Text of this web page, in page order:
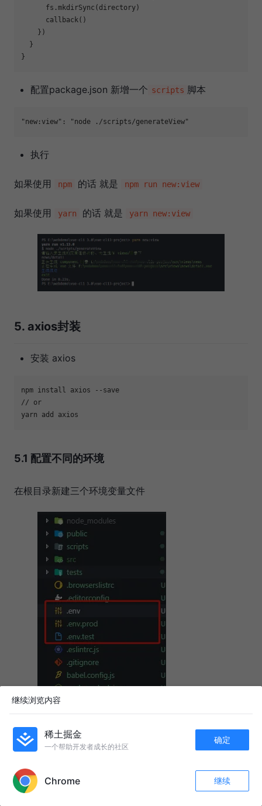
      fs.mkdirSync(directory)
      callback()
    })
  }
配置package.json 新增一个 scripts 脚本
"new:view" : "node ./scripts/generateView"
执行
如果使用 npm 的话 就是 npm run new:view
如果使用 yarn 的话 就是 yarn new:view
5. axios封装
安装 axios
npm install axios --save
// or
5.1 配置不同的环境
在根目录新建三个环境变量文件
分别输入不同的地址， 比如 的api地址、
test 2k+
继续浏览内容
稀土掘金
一个帮助开发者成长的社区
确定
Chrome 继续